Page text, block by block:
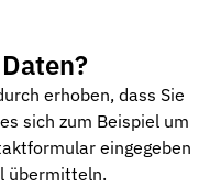
erhoben, dass Sie
sich zum Beispiel um
eingegeben
übermitteln.